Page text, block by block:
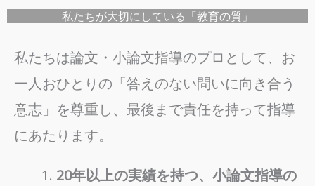
私たちが大切にしている「教育の質」
私たちは論文・小論文指導のプロとして、お
一人おひとりの「答えのない問いに向き合う
意志」を尊重し、最後まで責任を持って指導
にあたります。
20年以上の実績を持つ、小論文指導の